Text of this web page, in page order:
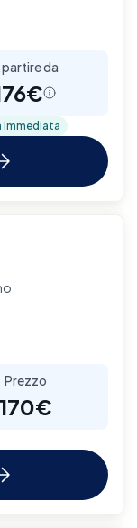
partire da
immediata
Prezzo
170€